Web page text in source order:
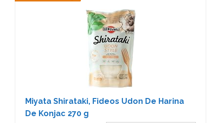
Miyata Shirataki, Fideos Udon De Harina
De Konjac 270 g